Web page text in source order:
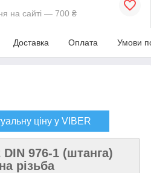
на сайті — 700 ₴
Доставка Оплата Умови
ціну у VIBER
976-1 (штанга)
різьба